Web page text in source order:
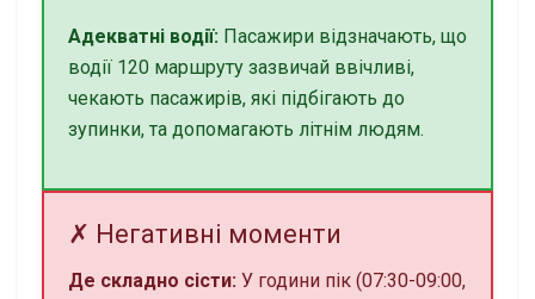
Адекватні водії: Пасажири відзначають, що
водії 120 маршруту зазвичай ввічливі,
чекають пасажирів, які підбігають до
зупинки, та допомагають літнім людям.
✗ Негативні моменти
Де складно сісти: У години пік (07:30-09:00,